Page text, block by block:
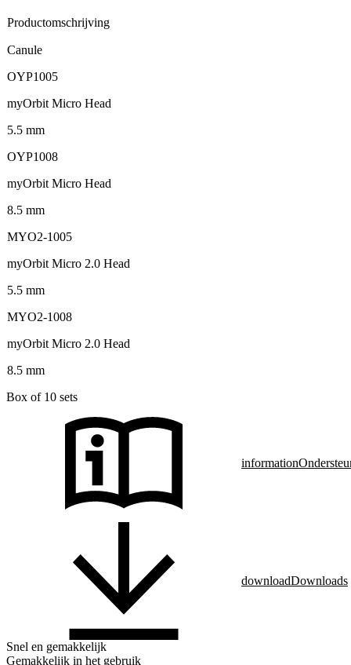
Productomschrijving
Canule
OYP1005
myOrbit Micro Head
5.5 mm
OYP1008
myOrbit Micro Head
8.5 mm
MYO2-1005
myOrbit Micro 2.0 Head
5.5 mm
MYO2-1008
myOrbit Micro 2.0 Head
8.5 mm
Box of 10 sets
information
downloadDownloads
Snel en gemakkelijk
Gemakkelijk in het gebruik